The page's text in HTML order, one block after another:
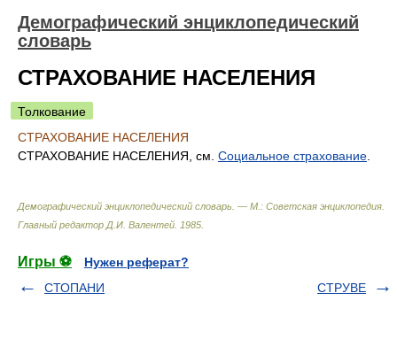
Демографический энциклопедический
словарь
СТРАХОВАНИЕ НАСЕЛЕНИЯ
Толкование
СТРАХОВАНИЕ НАСЕЛЕНИЯ
СТРАХОВАНИЕ НАСЕЛЕНИЯ, см. Социальное страхование
Демографический энциклопедический словарь. — М.: Советская энциклопедия
Главный редактор Д.И. Валентей 1985
Игры ⚽
Нужен реферат?
СТОПАНИ
СТРУВЕ